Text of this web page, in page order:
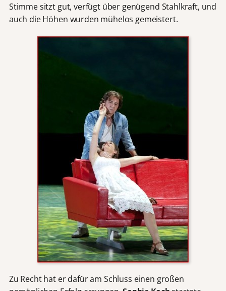
Stimme sitzt gut, verfügt über genügend Stahlkraft, und
auch die Höhen wurden mühelos gemeistert.
Zu Recht hat er dafür am Schluss einen großen